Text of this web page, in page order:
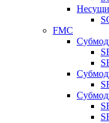
FMC